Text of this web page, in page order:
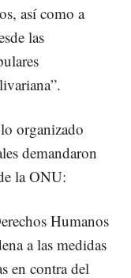
así como a
las
organizado
demandaron
la ONU:
Humanos
a las medidas
en contra del